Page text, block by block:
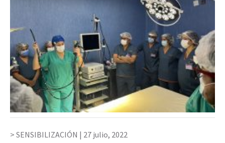
SENSIBILIZACIÓN | 27 julio, 2022